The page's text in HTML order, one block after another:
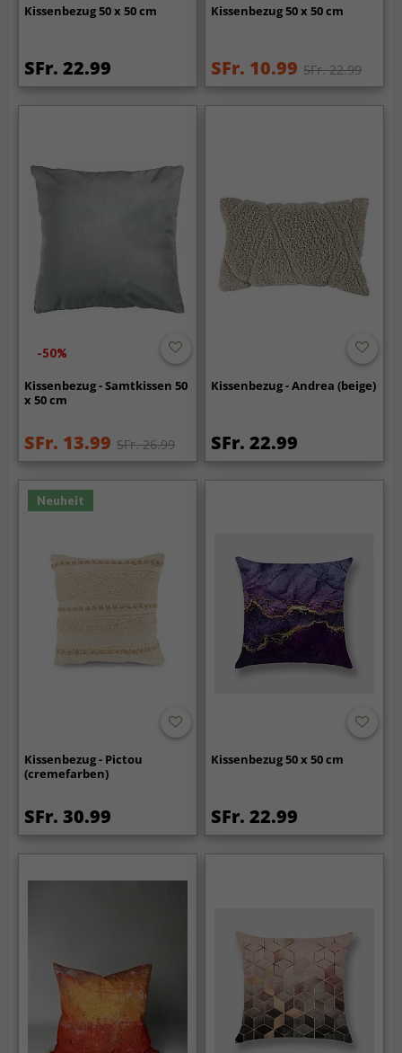
Kissenbezug 50 x 50 cm
SFr. 22.99
Kissenbezug 50 x 50 cm
SFr. 10.99 SFr. 22.99
-50%
Kissenbezug - Samtkissen 50
x 50 cm
SFr. 13.99 SFr. 26.99
Kissenbezug - Andrea (beige)
SFr. 22.99
Neuheit
Kissenbezug - Pictou
(cremefarben)
SFr. 30.99
Kissenbezug 50 x 50 cm
SFr. 22.99